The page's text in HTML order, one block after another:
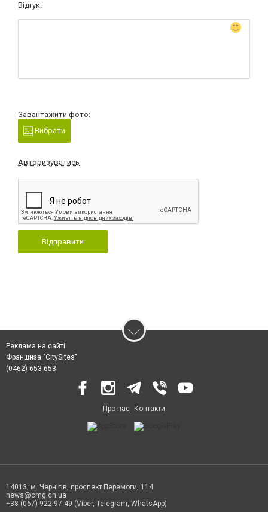
Відгук:
Завантажити фото:
Вибрати
Авторизуватись
Відправити
Реклама на сайті
Франшиза "CitySites"
(0462) 653-653
Про нас Контакти
14013, м. Чернігів, проспект Перемоги, 114
news@cmg.cn.ua
+38 (067) 922-97-49 (Viber, Telegram, WhatsApp)